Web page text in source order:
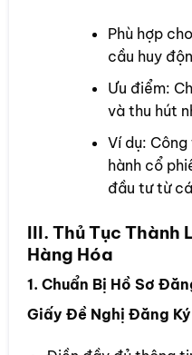
Phù hợp
cầu huy
Ưu điểm:
và thu hút
Ví dụ:
hành cổ
đầu tư từ
III. Thủ Tục Thành
Hàng Hóa
1. Chuẩn Bị Hồ Sơ
Giấy Đề Nghị Đăng